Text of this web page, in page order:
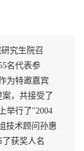
究生院召
名代表参
为特邀嘉宾
，共接受了
举行了"2004
技术顾问孙惠
获奖人名